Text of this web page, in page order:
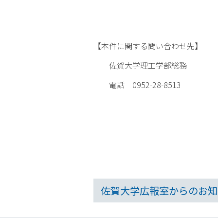
【本件に関する問い合わせ先】
佐賀大学理工学部総務
電話 0952-28-8513
佐賀大学広報室からのお